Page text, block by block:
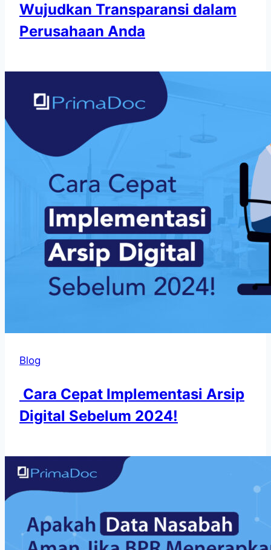
Wujudkan Transparansi dalam
Perusahaan Anda
Blog
Cara Cepat Implementasi Arsip
Digital Sebelum 2024!